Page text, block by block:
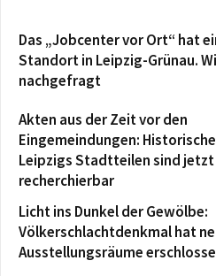
Das „Jobcenter vor Ort“ hat
Standort in Leipzig-Grünau.
nachgefragt
Akten aus der Zeit vor den
Eingemeindungen:
Leipzigs Stadtteilen sind jetzt
recherchierbar
Licht ins Dunkel der Gewölbe:
Völkerschlachtdenkmal hat
Ausstellungsräume